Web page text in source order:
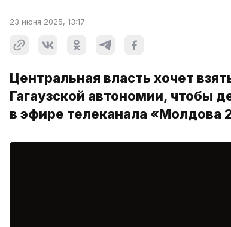
23 июня 2025, 13:17
Центральная власть хочет
Гагаузской автономии, чтобы
в эфире телеканала «Молдова